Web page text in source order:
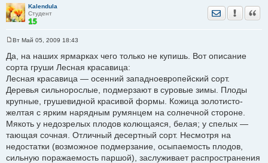
Kalendula
Студент
Отправить
о
б
щ
е
н
е
Вт Май 05, 2009 18:43
Да, на наших ярмарках чего только не купишь. Вот описание
сорта груши Лесная красавица:
Лесная красавица — осенний западноевропейский сорт.
Деревья сильнорослые, подмерзают в суровые зимы. Плоды
крупные, грушевидной красивой формы. Кожица золотисто-
желтая с ярким нарядным румянцем на солнечной стороне.
Мякоть у недозрелых плодов колющаяся, белая; у спелых —
тающая сочная. Отличный десертный сорт. Несмотря на
недостатки (возможное подмерзание, осыпаемость плодов,
сильную поражаемость паршой), заслуживает распространения